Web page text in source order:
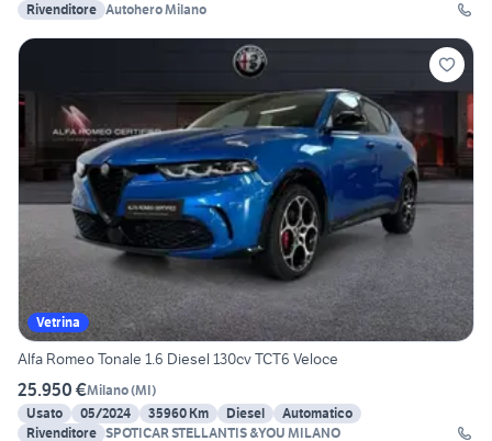
Rivenditore Autohero Milano
Vetrina
Alfa Romeo Tonale 1.6 Diesel 130cv TCT6 Veloce
25.950 €Milano(MI)
Usato
05/2024 35960 Km Diesel
Automatico
Rivenditore SPOTICAR STELLANTIS &YOU MILANO